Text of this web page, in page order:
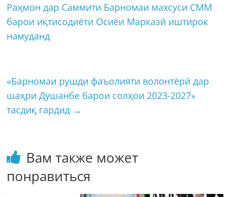
Раҳмон дар Саммити Барномаи махсуси СММ
барои иқтисодиёти Осиёи Марказӣ иштирок
намуданд
«Барномаи рушди фаъолияти волонтёрӣ дар
шаҳри Душанбе барои солҳои 2023-2027»
тасдиқ гардид →
Вам также может
понравиться